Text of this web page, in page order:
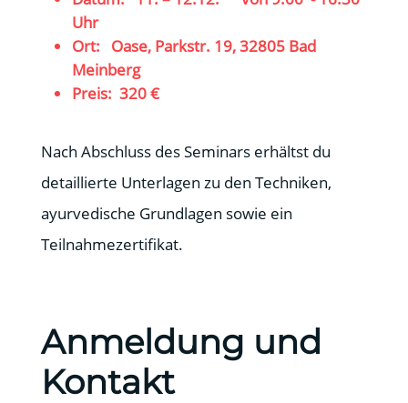
Uhr
Ort: Oase, Parkstr. 19, 32805 Bad
Meinberg
Preis: 320 €
Nach Abschluss des Seminars erhältst du
detaillierte Unterlagen zu den Techniken,
ayurvedische Grundlagen sowie ein
Teilnahmezertifikat.
Anmeldung und
Kontakt